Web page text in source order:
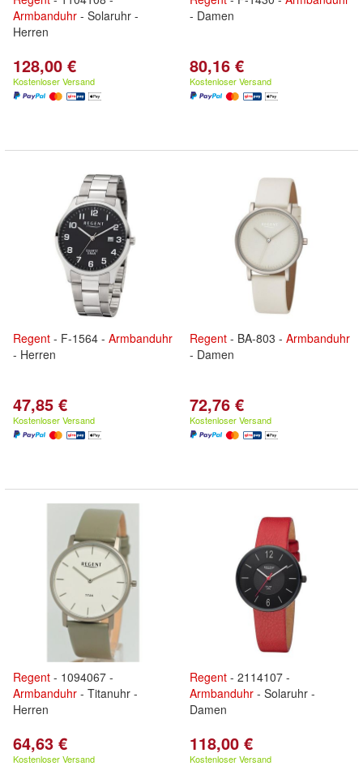
Armbanduhr - Solaruhr -
Herren
128,00 €
Kostenloser Versand
- Damen
80,16 €
Kostenloser Versand
Regent - F-1564 - Armbanduhr
- Herren
47,85 €
Kostenloser Versand
Regent - BA-803 - Armbanduhr
- Damen
72,76 €
Kostenloser Versand
Regent - 1094067 -
Armbanduhr - Titanuhr -
Herren
64,63 €
Kostenloser Versand
Regent - 2114107 -
Armbanduhr - Solaruhr -
Damen
118,00 €
Kostenloser Versand